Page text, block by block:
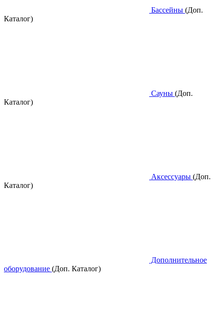
Бассейны (Доп.
Каталог)
Сауны (Доп.
Каталог)
Аксессуары (Доп.
Каталог)
Дополнительное
оборудование (Доп. Каталог)